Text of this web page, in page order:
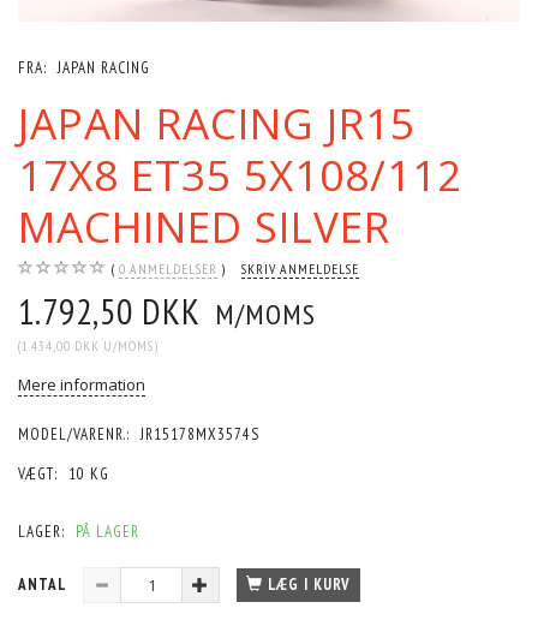
FRA: JAPAN RACING
JAPAN RACING JR15
17X8 ET35 5X108/112
MACHINED SILVER
0 ANMELDELSER SKRIV ANMELDELSE
1.792,50 DKK M/MOMS
(1.434,00 DKK U/MOMS)
Mere information
MODEL/VARENR.: JR15178MX3574S
VÆGT:
10 KG
LAGER: PÅ LAGER
ANTAL LÆG I KURV